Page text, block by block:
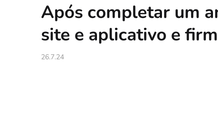
Após completar um
site e aplicativo e
26.7.24